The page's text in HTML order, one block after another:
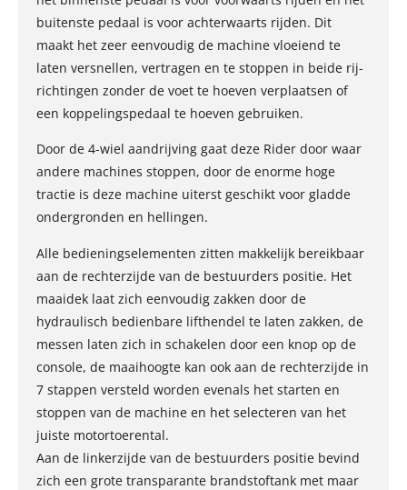
buitenste pedaal is voor achterwaarts rijden. Dit
maakt het zeer eenvoudig de machine vloeiend te
laten versnellen, vertragen en te stoppen in beide rij-
richtingen zonder de voet te hoeven verplaatsen of
een koppelingspedaal te hoeven gebruiken.
Door de 4-wiel aandrijving gaat deze Rider door waar
andere machines stoppen, door de enorme hoge
tractie is deze machine uiterst geschikt voor gladde
ondergronden en hellingen.
Alle bedieningselementen zitten makkelijk bereikbaar
aan de rechterzijde van de bestuurders positie. Het
maaidek laat zich eenvoudig zakken door de
hydraulisch bedienbare lifthendel te laten zakken, de
messen laten zich in schakelen door een knop op de
console, de maaihoogte kan ook aan de rechterzijde in
7 stappen versteld worden evenals het starten en
stoppen van de machine en het selecteren van het
juiste motortoerental.
Aan de linkerzijde van de bestuurders positie bevind
zich een grote transparante brandstoftank met maar